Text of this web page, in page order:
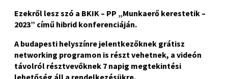
Ezekről lesz szó a BKIK – PP „Munkaerő kerestetik –
2023” című hibrid konferenciáján.
A budapesti helyszínre jelentkezőknek grátisz
networking programon is részt vehetnek, a videón
távolról résztvevőknek 7 napig megtekintési